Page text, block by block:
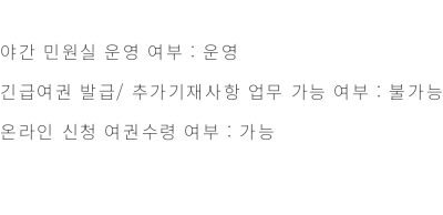
야간 민원실 운영 여부 : 운영
긴급여권 발급/ 추가기재사항 업무 가능 여부 : 불가능
온라인 신청 여권수령 여부 : 가능